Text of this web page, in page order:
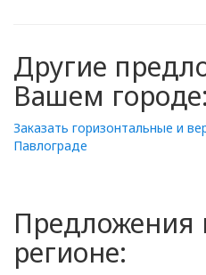
Другие
Вашем городе:
Заказать горизонтальные и
Павлограде
регионе: